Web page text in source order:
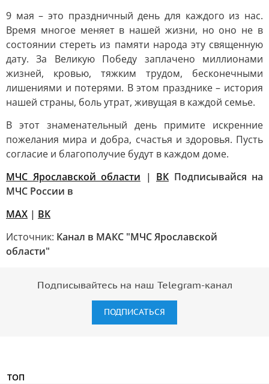
9 мая – это праздничный день для каждого из нас.
Время многое меняет в нашей жизни, но оно не в
состоянии стереть из памяти народа эту священную
дату. За Великую Победу заплачено миллионами
жизней, кровью, тяжким трудом, бесконечными
лишениями и потерями. В этом празднике – история
нашей страны, боль утрат, живущая в каждой семье.
В этот знаменательный день примите искренние
пожелания мира и добра, счастья и здоровья. Пусть
согласие и благополучие будут в каждом доме.
МЧС Ярославской области | ВК Подписывайся на
МЧС России в
MAX | ВК
Источник: Канал в МАКС "МЧС Ярославской
области"
Подписывайтесь на наш Telegram-канал
ПОДПИСАТЬСЯ
ТОП